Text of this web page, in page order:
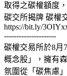
取得之碳權額度
碳交所揭牌 碳權
https://bit.ly/
---------------------
碳權交易所於8月
概念股」，擁有
氛圍從「碳焦慮